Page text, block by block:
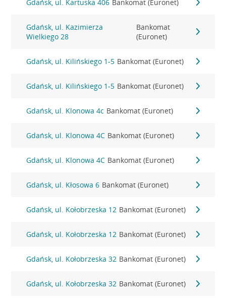
Gdańsk, ul. Kartuska 406 Bankomat (Euronet)
Gdańsk, ul. Kazimierza
Wielkiego 28
Bankomat
(Euronet)
Gdańsk, ul. Kilińskiego 1-5 Bankomat (Euronet)
Gdańsk, ul. Kilińskiego 1-5 Bankomat (Euronet)
Gdańsk, ul. Klonowa 4c Bankomat (Euronet)
Gdańsk, ul. Klonowa 4C Bankomat (Euronet)
Gdańsk, ul. Klonowa 4C Bankomat (Euronet)
Gdańsk, ul. Kłosowa 6 Bankomat (Euronet)
Gdańsk, ul. Kołobrzeska 12 Bankomat (Euronet)
Gdańsk, ul. Kołobrzeska 12 Bankomat (Euronet)
Gdańsk, ul. Kołobrzeska 32 Bankomat (Euronet)
Gdańsk, ul. Kołobrzeska 32 Bankomat (Euronet)